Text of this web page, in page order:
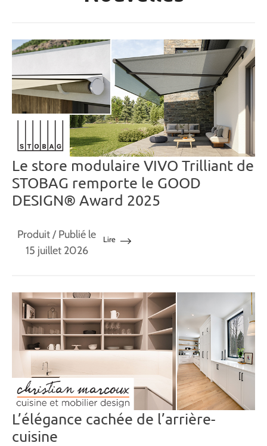
Le store modulaire VIVO Trilliant de
STOBAG remporte le GOOD
DESIGN® Award 2025
Produit/ Publié le
15 juillet 2026
Lire
L’élégance cachée de l’arrière-
cuisine